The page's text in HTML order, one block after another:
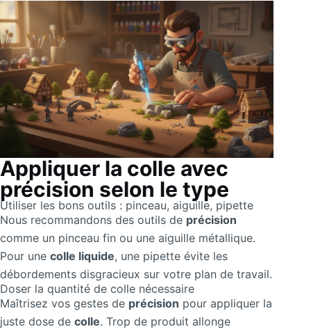
Appliquer la colle avec
précision selon le type
Utiliser les bons outils : pinceau, aiguille, pipette
Nous recommandons des outils de précision
comme un pinceau fin ou une aiguille métallique.
Pour une colle liquide, une pipette évite les
débordements disgracieux sur votre plan de travail.
Doser la quantité de colle nécessaire
Maîtrisez vos gestes de précision pour appliquer la
juste dose de colle. Trop de produit allonge